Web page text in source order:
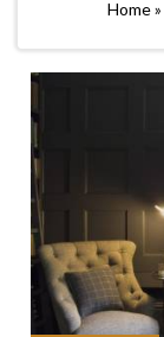
Home»